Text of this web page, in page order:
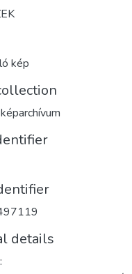
kép
details